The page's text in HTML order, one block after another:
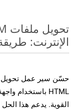
الإنترنت:
القوية. يدعم هذا